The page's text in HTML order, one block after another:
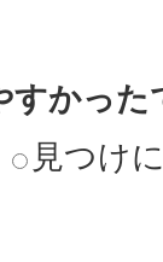
すかった
見つけ